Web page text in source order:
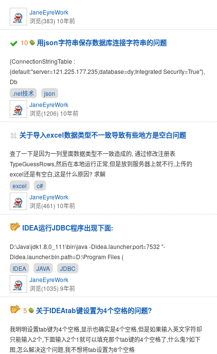
JaneEyreWork
浏览(383) 10年前
10 用json字符串保存数据库连接字符串的问题
{ConnectionStringTable :
{default:"server=121.225.177.235;database=dy;Integrated Security=True"},
Db
.net技术
json
JaneEyreWork
浏览(1206) 10年前
关于导入excel数据类型不一致导致有些地方是空白问题
查了一下是因为一列里面数据类型不一致造成的, 通过修改注册表
TypeGuessRows,然后在本地运行正常,但是放到服务器上就不行,上传的
excel还是有空白,这是什么原因? 求解
excel
c#
JaneEyreWork
浏览(461) 10年前
IDEA运行JDBC程序出现下面:
D:\Java\jdk1.8.0_111\bin\java -Didea.launcher.port=7532 "-
Didea.launcher.bin.path=D:\Program Files (
IDEA
JAVA
JDBC
JaneEyreWork
浏览(1035) 9年前
5 关于IDEAtab键设置为4个空格的问题?
我明明设置tab键为4个空格,显示也确实是4个空格,但是如果输入英文字符却
只能输入2个,下面输入2个1就可以填充那个tab键的4个空格了,什么鬼?如下
图,怎么解决这个问题,我不想将tab设置为8个空格